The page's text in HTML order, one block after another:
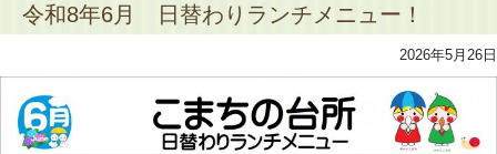
令和8年6月 日替わりランチメニュー！
2026年5月26日